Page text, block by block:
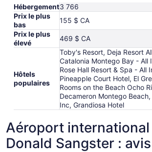
Hébergement3 766
Prix le plus
bas
155 $ CA
Prix le plus
élevé
469 $ CA
Hôtels
populaires
Toby's Resort, Deja Resort
Catalonia Montego Bay - All
Rose Hall Resort & Spa - All
Pineapple Court Hotel, El
Rooms on the Beach Ocho
Decameron Montego
Inc, Grandiosa Hotel
Aéroport international
Donald Sangster :